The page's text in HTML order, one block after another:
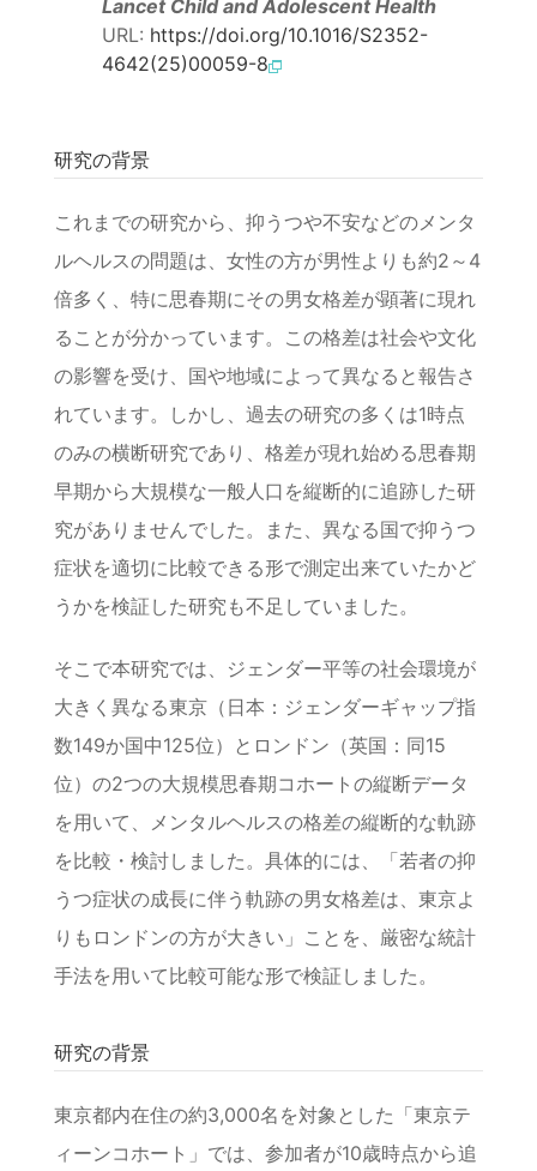
Lancet Child and Adolescent Health
URL: https://doi.org/10.1016/S2352-
4642(25)00059-8
研究の背景
これまでの研究から、抑うつや不安などのメンタ
ルヘルスの問題は、女性の方が男性よりも約2～4
倍多く、特に思春期にその男女格差が顕著に現れ
ることが分かっています。この格差は社会や文化
の影響を受け、国や地域によって異なると報告さ
れています。しかし、過去の研究の多くは1時点
のみの横断研究であり、格差が現れ始める思春期
早期から大規模な一般人口を縦断的に追跡した研
究がありませんでした。また、異なる国で抑うつ
症状を適切に比較できる形で測定出来ていたかど
うかを検証した研究も不足していました。
そこで本研究では、ジェンダー平等の社会環境が
大きく異なる東京（日本：ジェンダーギャップ指
数149か国中125位）とロンドン（英国：同15
位）の2つの大規模思春期コホートの縦断データ
を用いて、メンタルヘルスの格差の縦断的な軌跡
を比較・検討しました。具体的には、「若者の抑
うつ症状の成長に伴う軌跡の男女格差は、東京よ
りもロンドンの方が大きい」ことを、厳密な統計
手法を用いて比較可能な形で検証しました。
研究の背景
東京都内在住の約3,000名を対象とした「東京テ
ィーンコホート」では、参加者が10歳時点から追